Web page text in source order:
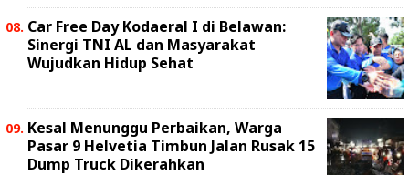
Car Free Day Kodaeral I di Belawan:
Sinergi TNI AL dan Masyarakat
Wujudkan Hidup Sehat
Kesal Menunggu Perbaikan, Warga
Pasar 9 Helvetia Timbun Jalan Rusak 15
Dump Truck Dikerahkan